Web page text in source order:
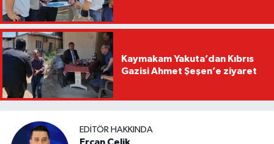
Kaymakam Yakuta’dan Kıbrıs
Gazisi Ahmet Şeşen’e ziyaret
EDITÖR HAKKINDA
Ercan Çelik